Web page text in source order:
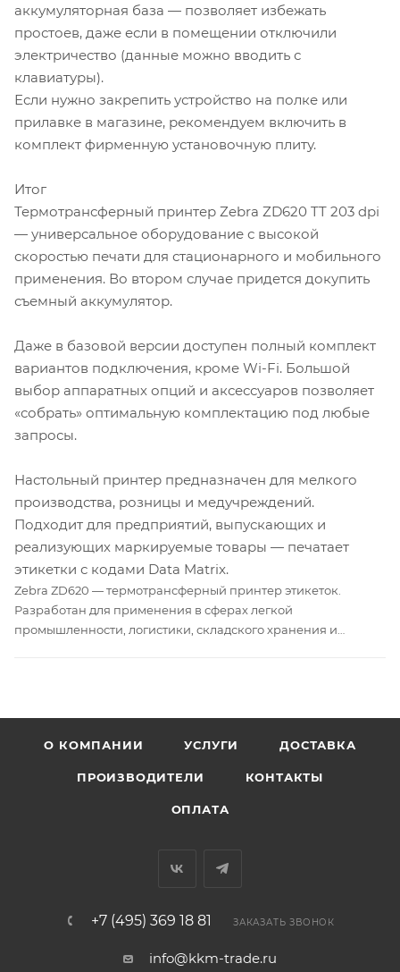
аккумуляторная база — позволяет избежать
простоев, даже если в помещении отключили
электричество (данные можно вводить с
клавиатуры).
Если нужно закрепить устройство на полке или
прилавке в магазине, рекомендуем включить в
комплект фирменную установочную плиту.
Итог
Термотрансферный принтер Zebra ZD620 TT 203 dpi
— универсальное оборудование с высокой
скоростью печати для стационарного и мобильного
применения. Во втором случае придется докупить
съемный аккумулятор.
Даже в базовой версии доступен полный комплект
вариантов подключения, кроме Wi-Fi. Большой
выбор аппаратных опций и аксессуаров позволяет
«собрать» оптимальную комплектацию под любые
запросы.
Настольный принтер предназначен для мелкого
производства, розницы и медучреждений.
Подходит для предприятий, выпускающих и
реализующих маркируемые товары — печатает
этикетки с кодами Data Matrix.
Zebra ZD620 — термотрансферный принтер этикеток.
Разработан для применения в сферах легкой
промышленности, логистики, складского хранения и
О КОМПАНИИ
УСЛУГИ ДОСТАВКА
ПРОИЗВОДИТЕЛИ КОНТАКТЫ
ОПЛАТА
+7 (495) 369 18 81 ЗАКАЗАТЬ ЗВОНОК
info@kkm-trade.ru